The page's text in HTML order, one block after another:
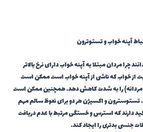
آپنه خواب و تستوترون
چرا مردان مبتلا به آپنه خواب دارای نرخ بالاتر
از خواب که ناشی از آپنه خواب است ممکن است
را به شدت کاهش دهد. همچنین ممکن است
تستوسترون و اکسیژن هر دو برای نعوظ سالم مهم
دارند که استرس و خستگی مرتبط با عدم دریافت
جنسی بدتری را ایجاد کند.